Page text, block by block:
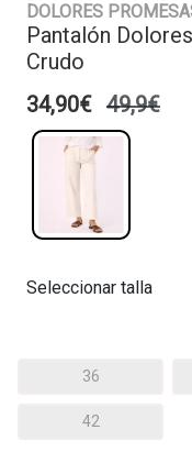
DOLORES
Pantalón
Crudo
34,90€ 49,9€
Seleccionar talla
36
42